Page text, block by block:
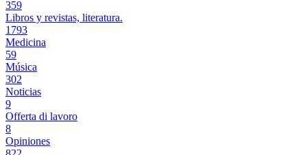
359
Libros y revistas, literatura.
1793
Medicina
59
Música
302
Noticias
9
Offerta di lavoro
8
Opiniones